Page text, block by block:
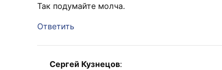
Так подумайте молча.
Ответить
Сергей Кузнецов: